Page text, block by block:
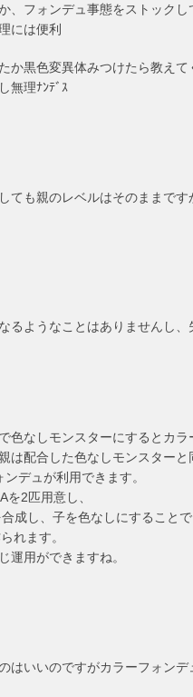
、フォンデュ事態をストック
には便利
か黒色変異体みつけたら教えて
無理ﾅﾝﾃﾞｽ
ても親のレベルはそのままです
るようなことはありませんし
色なしモンスターにするとカ
は配合した色なしモンスターと
デュが利用できます。
2匹用意し、
成し、子を色なしにすることで
れます。
運用ができますね。
はいいのですがカラーフォン